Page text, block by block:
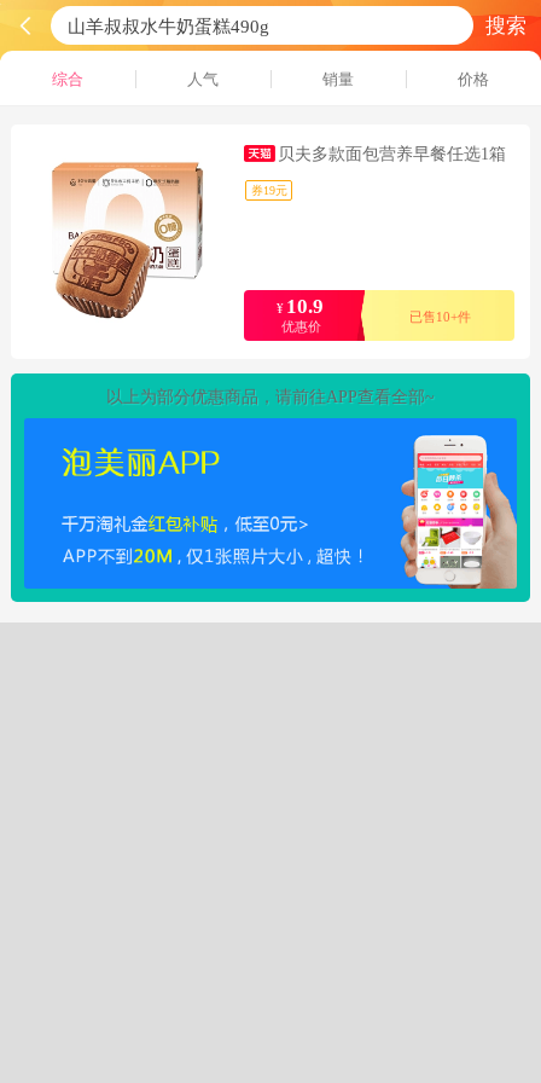
搜索
综合 人气 销量 价格
贝夫多款面包营养早餐任选1箱
券19元
¥ 10.9
优惠价
已售10+件
以上为部分优惠商品，请前往APP查看全部~